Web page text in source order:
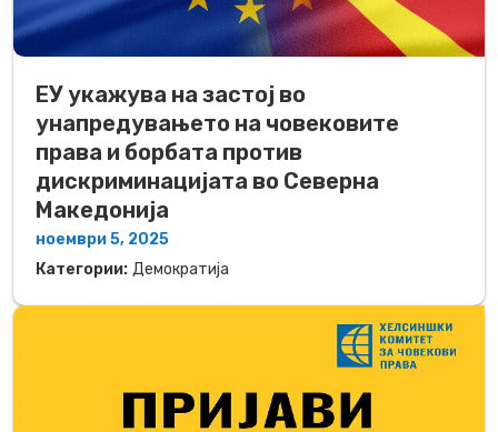
ЕУ укажува на застој во
унапредувањето на човековите
права и борбата против
дискриминацијата во Северна
Македонија
ноември 5, 2025
Категории: Демократија